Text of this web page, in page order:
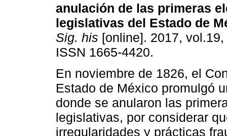
anulación de las primeras
legislativas del Estado de
Sig. his [online]. 2017,
ISSN 1665-4420.
En noviembre de 1826, el
Estado de México promulgó
donde se anularon las
legislativas, por considerar
irregularidades y prácticas